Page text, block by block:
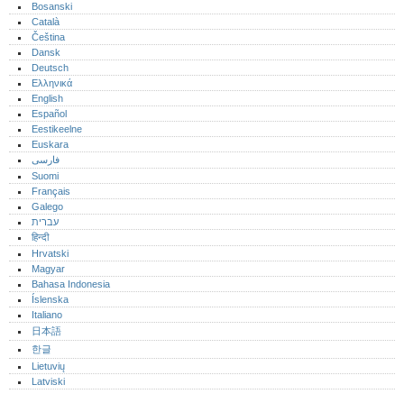
Bosanski
Català
Čeština
Dansk
Deutsch
Ελληνικά
English
Español
Eestikeelne
Euskara
فارسی
Suomi
Français
Galego
עברית
हिन्दी
Hrvatski
Magyar
Bahasa Indonesia
Íslenska
Italiano
日本語
한글
Lietuvių
Latviski